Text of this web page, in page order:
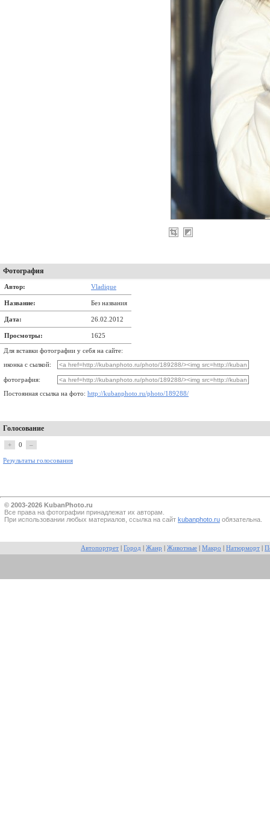
Фотография
Автор: Vladique
Название: Без названия
Дата: 26.02.2012
Просмотры: 1625
Для вставки фотографии у себя на сайте:
иконка с сылкой:
фотография:
Постоянная ссылка на фото: http://kubanphoto.ru/photo/189288/
Голосование
+ 0 –
Результаты голосования
© 2003-2026 KubanPhoto.ru
Все прaва на фотографии принадлежат их авторам.
При использовании любых материалов, ссылка на сайт kubanphoto.ru обязательна.
Автопортрет Город Жанр Животные Макро Натюрморт